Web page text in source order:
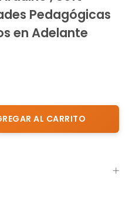
Pedagógicas
en Adelante